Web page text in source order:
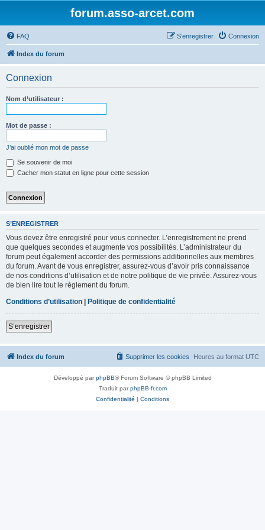
forum.asso-arcet.com
FAQ Connexion
S’enregistrer
Index du forum
Connexion
Nom d’utilisateur :
Mot de passe :
J’ai oublié mon mot de passe
Se souvenir de moi
Cacher mon statut en ligne pour cette session
S’ENREGISTRER
Vous devez être enregistré pour vous connecter. L’enregistrement ne prend
que quelques secondes et augmente vos possibilités. L’administrateur du
forum peut également accorder des permissions additionnelles aux membres
du forum. Avant de vous enregistrer, assurez-vous d’avoir pris connaissance
de nos conditions d’utilisation et de notre politique de vie privée. Assurez-vous
de bien lire tout le règlement du forum.
Conditions d’utilisation | Politique de confidentialité
S’enregistrer
Index du forum Heures au format UTC
Supprimer les cookies
Développé parphpBB® Forum Software © phpBB Limited
Traduit parphpBB-fr.com
Confidentialité | Conditions